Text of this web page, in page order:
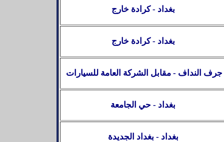
بغداد - كرادة خارج
بغداد - كرادة خارج
جرف النداف - مقابل الشركة العامة للسيارات
بغداد - حي الجامعة
بغداد - بغداد الجديدة